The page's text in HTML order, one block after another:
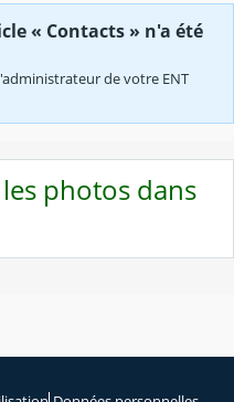
« Contacts » n'a été
de votre ENT
photos dans